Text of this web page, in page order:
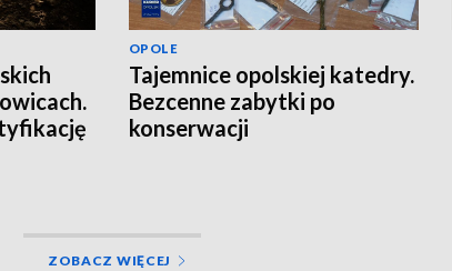
OPOLE
Tajemnice opolskiej katedry.
Bezcenne zabytki po
konserwacji
ZOBACZ WIĘCEJ